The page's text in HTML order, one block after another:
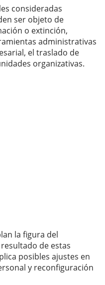
consideradas
ser objeto de
o extinción,
administrativas
el traslado de
organizativas.
la figura del
de estas
posibles ajustes en
y reconfiguración